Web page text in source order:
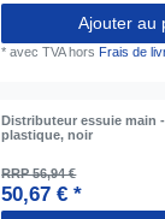
Ajouter au
*avec TVAhors Frais de
Distributeur essuie main
plastique, noir
RRP 56,94 €
50,67 € *